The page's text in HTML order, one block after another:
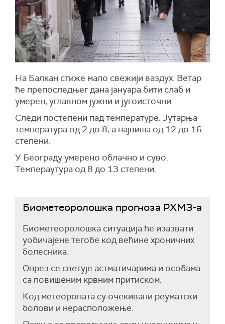
На Балкан стиже мало свежији ваздух. Ветар
ће препоследњег дана јануара бити слаб и
умерен, углавном јужни и југоисточни.
Следи постепени пад температуре. Јутарња
температура од 2 до 8, а највиша од 12 до 16
степени.
У Београду умерено облачно и суво.
Темпераутура од 8 до 13 степени.
Биометеоролошка прогноза РХМЗ-а
Биометеоролошка ситуација ће изазвати
уобичајене тегобе код већине хроничних
болесника.
Опрез се светује астматичарима и особама
са повишеним крвним притиском.
Код метеоропата су очекивани реуматски
болови и нерасположење.